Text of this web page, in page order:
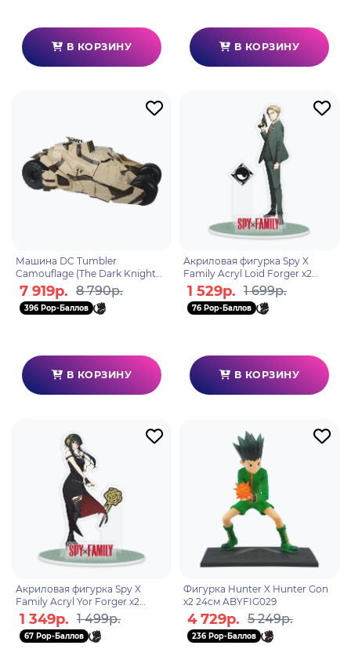
В КОРЗИНУ В КОРЗИНУ
Машина DC Tumbler
Camouflage (The Dark Knight
Rises)(Gold Label) 45 см
787926172966
7 919р. 8 790р.
396 Pop-Баллов
В КОРЗИНУ
Акриловая фигурка Spy X
Family Acryl Loid Forger x2
ABYACF178
1 529р. 1 699р.
76 Pop-Баллов
В КОРЗИНУ
Акриловая фигурка Spy X
Family Acryl Yor Forger x2
ABYACF179
1 349р. 1 499р.
67 Pop-Баллов
Фигурка Hunter X Hunter Gon
x2 24см ABYFIG029
4 729р. 5 249р.
236 Pop-Баллов